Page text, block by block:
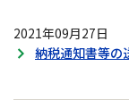
2021年09月27日
納税通知書等の